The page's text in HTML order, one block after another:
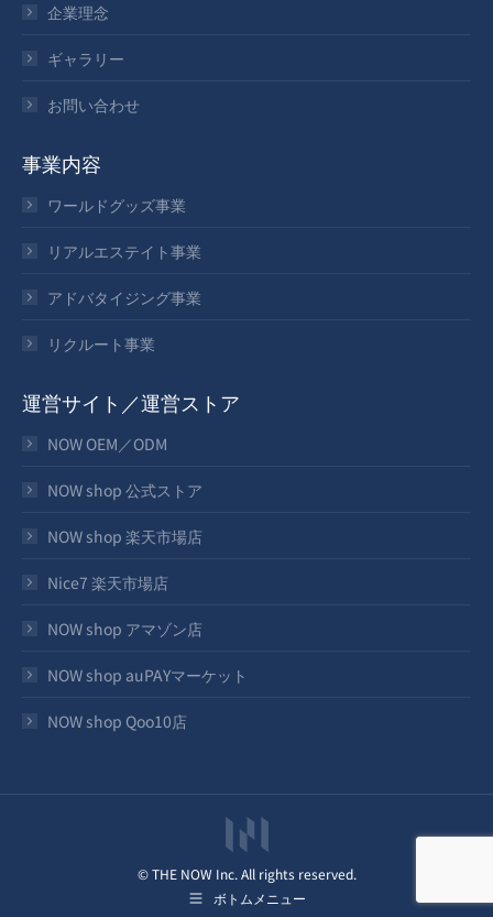
企業理念
ギャラリー
お問い合わせ
事業内容
ワールドグッズ事業
リアルエステイト事業
アドバタイジング事業
リクルート事業
運営サイト／運営ストア
NOW OEM／ODM
NOW shop 公式ストア
NOW shop 楽天市場店
Nice7 楽天市場店
NOW shop アマゾン店
NOW shop auPAYマーケット
NOW shop Qoo10店
© THE NOW Inc. All rights reserved.
ボトムメニュー